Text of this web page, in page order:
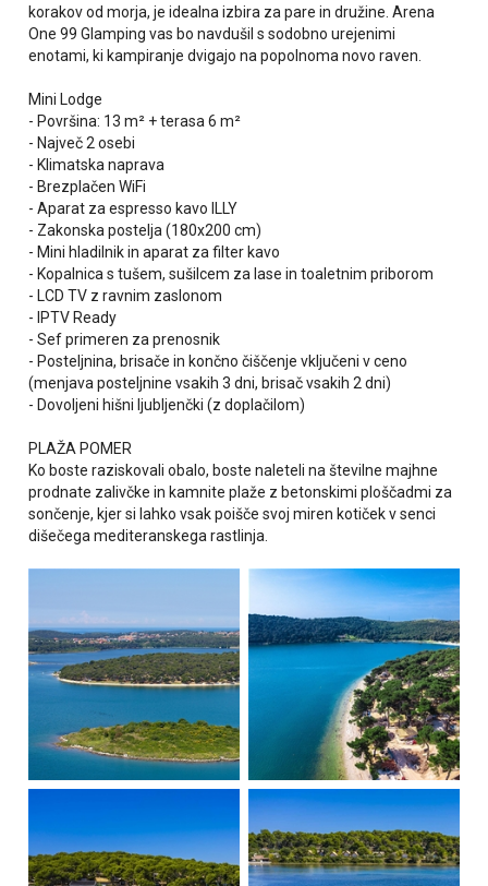
korakov od morja, je idealna izbira za pare in družine. Arena
One 99 Glamping vas bo navdušil s sodobno urejenimi
enotami, ki kampiranje dvigajo na popolnoma novo raven.
Mini Lodge
- Površina: 13 m² + terasa 6 m²
- Največ 2 osebi
- Klimatska naprava
- Brezplačen WiFi
- Aparat za espresso kavo ILLY
- Zakonska postelja (180x200 cm)
- Mini hladilnik in aparat za filter kavo
- Kopalnica s tušem, sušilcem za lase in toaletnim priborom
- LCD TV z ravnim zaslonom
- IPTV Ready
- Sef primeren za prenosnik
- Posteljnina, brisače in končno čiščenje vključeni v ceno
(menjava posteljnine vsakih 3 dni, brisač vsakih 2 dni)
- Dovoljeni hišni ljubljenčki (z doplačilom)
PLAŽA POMER
Ko boste raziskovali obalo, boste naleteli na številne majhne
prodnate zalivčke in kamnite plaže z betonskimi ploščadmi za
sončenje, kjer si lahko vsak poišče svoj miren kotiček v senci
dišečega mediteranskega rastlinja.